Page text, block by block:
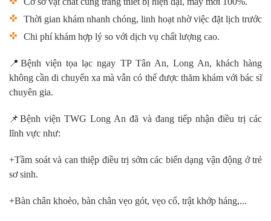
Thời gian khám nhanh chóng, linh hoạt nhờ việc đặt lịch trước
Chi phí khám hợp lý so với dịch vụ chất lượng cao.
📍Bệnh viện tọa lạc ngay TP Tân An, Long An, khách hàng
không cần di chuyển xa mà vẫn có thể được thăm khám với bác sĩ
chuyên gia.
📌Bệnh viện TWG Long An đã và đang tiếp nhận điều trị các
lĩnh vực như:
+Tầm soát và can thiệp điều trị sớm các biến dạng vận động ở trẻ
sơ sinh.
+Bàn chân khoèo, bàn chân vẹo gót, vẹo cổ, trật khớp háng,...